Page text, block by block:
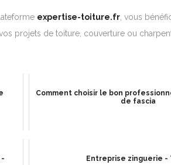
expertise-toiture.fr , vous
projets de toiture, couverture ou
Comment choisir le bon
de fascia
-
Entreprise zinguerie -